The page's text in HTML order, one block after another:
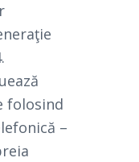
folosind
–